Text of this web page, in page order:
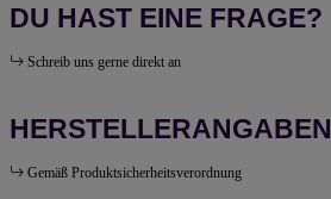
DU HAST EINE FRAGE?
Schreib uns gerne direkt an
HERSTELLERANGABEN
Gemäß Produktsicherheitsverordnung